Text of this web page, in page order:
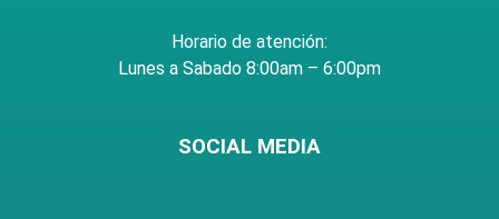
Horario de atención:
Lunes a Sabado 8:00am – 6:00pm
SOCIAL MEDIA